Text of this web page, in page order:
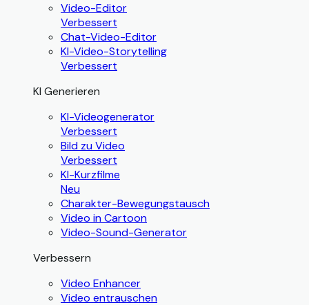
Video-Editor
Verbessert
Chat-Video-Editor
KI-Video-Storytelling
Verbessert
KI Generieren
KI-Videogenerator
Verbessert
Bild zu Video
Verbessert
KI-Kurzfilme
Neu
Charakter-Bewegungstausch
Video in Cartoon
Video-Sound-Generator
Verbessern
Video Enhancer
Video entrauschen